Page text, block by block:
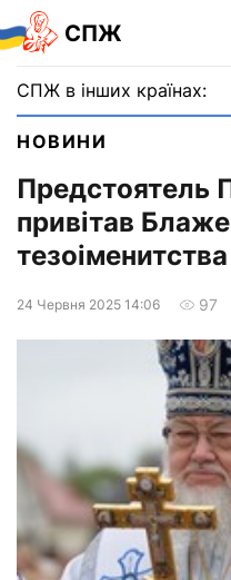
СПЖ
СПЖ в інших країнах:
НОВИНИ
Предстоятель
привітав
тезоіменитства
24 Червня 2025 14:06 97